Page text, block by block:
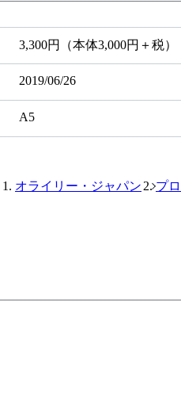
3,300円（本体3,000円＋税）
2019/06/26
A5
オライリー・ジャパン プ